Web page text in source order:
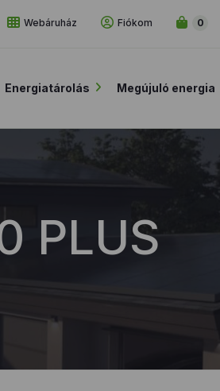
Webáruház Fiókom 0
Energiatárolás Megújuló energia
PLUS